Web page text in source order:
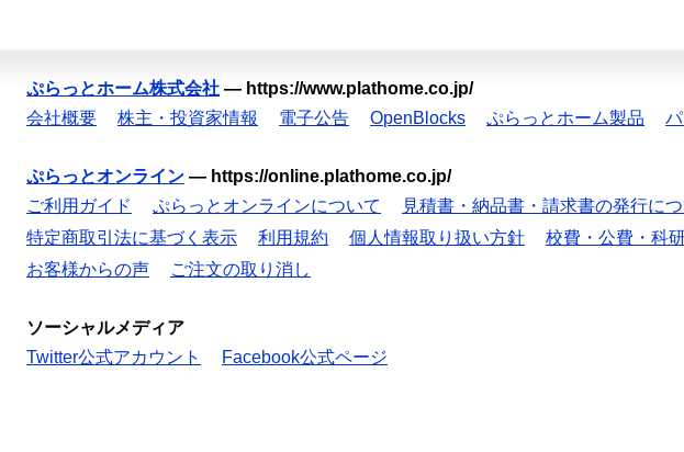
ぷらっとホーム株式会社 — https://www.plathome.co.jp/
会社概要
株主・投資家情報 電子公告 OpenBlocks ぷらっとホーム製品
ぷらっとオンライン — https://online.plathome.co.jp/
ご利用ガイド
ぷらっとオンラインについて 見積書・納品書・請求書の発行に
特定商取引法に基づく表示
利用規約 個人情報取り扱い方針 校費・公費・科
お客様からの声
ご注文の取り消し
ソーシャルメディア
Twitter公式アカウント
Facebook公式ページ